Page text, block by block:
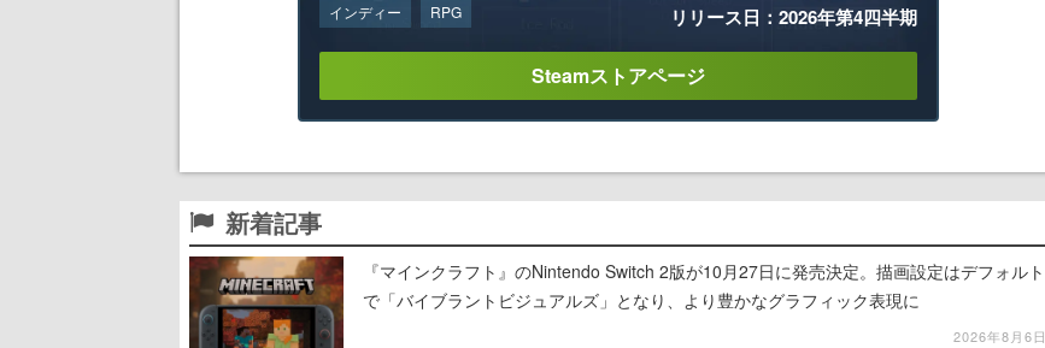
インディー RPG リリース日：2026年第4四半期
Steamストアページ
新着記事
『マインクラフト』のNintendo Switch 2版が10月27日に発売決定。描画設定はデフォルト
で「バイブラントビジュアルズ」となり、より豊かなグラフィック表現に
2026年8月6日